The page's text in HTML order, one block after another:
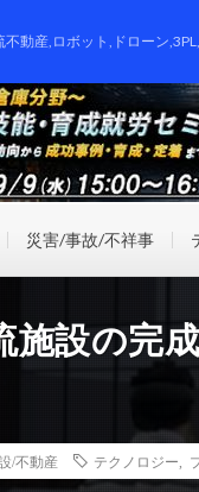
不動産,ロボット,ドローン
災害/事故/不祥事
施設の完
/不動産 テクノロジー